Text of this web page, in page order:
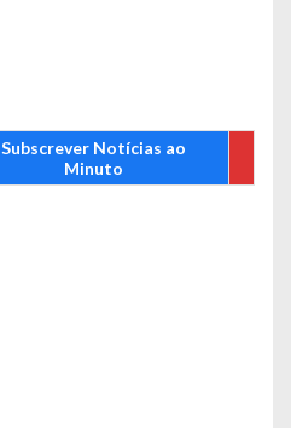
Subscrever Notícias ao
Minuto